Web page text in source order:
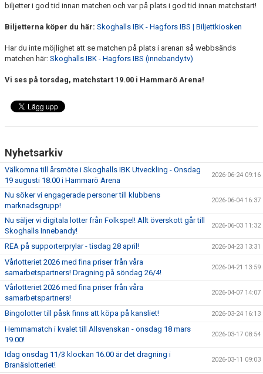
biljetter i god tid innan matchen och var på plats i god tid innan matchstart!
Biljetterna köper du här: Skoghalls IBK - Hagfors IBS | Biljettkiosken
Har du inte möjlighet att se matchen på plats i arenan så webbsänds
matchen här: Skoghalls IBK - Hagfors IBS (innebandy.tv)
Vi ses på torsdag, matchstart 19.00 i Hammarö Arena!
Nyhetsarkiv
Välkomna till årsmöte i Skoghalls IBK Utveckling - Onsdag
19 augusti 18.00 i Hammarö Arena
2026-06-24 09:16
Nu söker vi engagerade personer till klubbens
marknadsgrupp!
2026-06-04 16:37
Nu säljer vi digitala lotter från Folkspel! Allt överskott går till
Skoghalls Innebandy!
2026-06-03 11:32
REA på supporterprylar - tisdag 28 april! 2026-04-23 13:31
Vårlotteriet 2026 med fina priser från våra
samarbetspartners! Dragning på söndag 26/4!
2026-04-21 13:59
Vårlotteriet 2026 med fina priser från våra
samarbetspartners!
2026-04-07 14:07
Bingolotter till påsk finns att köpa på kansliet! 2026-03-24 16:13
Hemmamatch i kvalet till Allsvenskan - onsdag 18 mars
19.00!
2026-03-17 08:54
Idag onsdag 11/3 klockan 16.00 är det dragning i
Branäslotteriet!
2026-03-11 09:03